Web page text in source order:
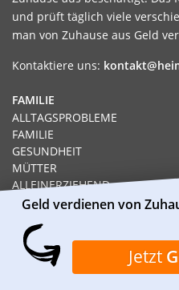
und prüft täglich viele
man von Zuhause aus Geld
Kontaktiere uns:
FAMILIE
ALLTAGSPROBLEME
FAMILIE
GESUNDHEIT
MÜTTER
ALLEINERZIEHEND
WISSENSWERTES
RECHT
SOZIALHILFE
HARTZ IV
Geld verdienen von
Jetzt